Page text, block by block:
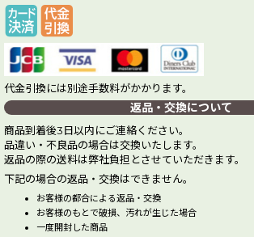
代金引換には別途手数料がかかります。
返品・交換について
商品到着後3日以内にご連絡ください。
品違い・不良品の場合は交換いたします。
返品の際の送料は弊社負担とさせていただきます。
下記の場合の返品・交換はできません。
お客様の都合による返品・交換
お客様のもとで破損、汚れが生じた場合
一度開封した商品